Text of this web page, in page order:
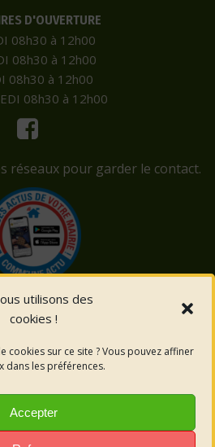
utilisons des
cookies !
cookies sur ce site ? Vous pouvez affiner
dans les préférences.
Accepter
D'OUVERTURE
08h30 à 12h00
08h30 à 12h00
08h30 à 12h00
08h30 à 12h00
réseaux pour garder le contact.
Maruéjols. Un service proposé
légales